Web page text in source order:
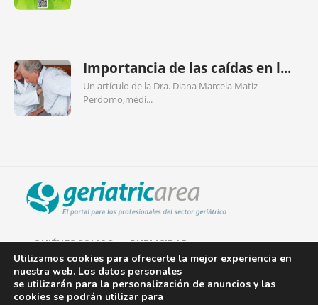
Importancia de las caídas en l...
Un artículo de la Dra. Diana Marcela Matiz
Perdomo,médi...
QUIÉNES SOMOS PUBLICIDAD
AVISO LEGAL
POLÍTICA DE COOKIES
Utilizamos cookies para ofrecerte la mejor experiencia en
nuestra web. Los datos personales
se utilizarán para la personalización de anuncios y las
cookies se podrán utilizar para